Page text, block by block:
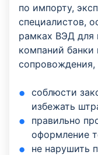
по импорту,
специалистов,
рамках ВЭД для
компаний банки
сопровождения,
соблюсти
избежать
правильно
оформление
не нарушить